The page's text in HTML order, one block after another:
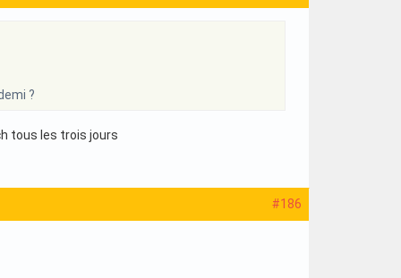
?
tous les trois jours
#186